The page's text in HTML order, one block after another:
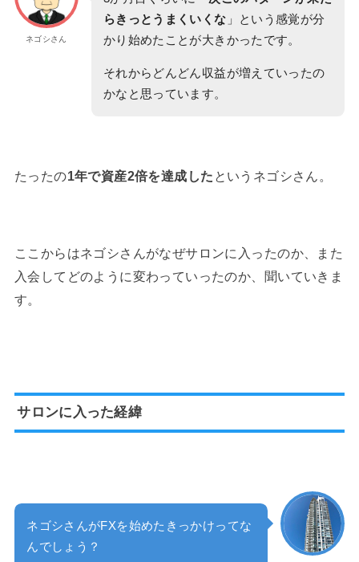
ネゴシさん
らきっとうまくいくな 」という感覚が分
かり始めたことが大きかったです。
それからどんどん収益が増えていったの
かなと思っています。
たったの1年で資産2倍を達成した というネゴシさん。
ここからはネゴシさんがなぜサロンに入ったのか、また
入会してどのように変わっていったのか、聞いていきま
す。
サロンに入った経緯
ネゴシさんがFXを始めたきっかけってな
んでしょう？